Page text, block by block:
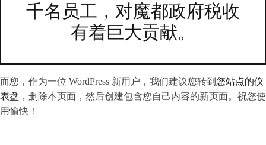
千名员工，对魔都政府税收
有着巨大贡献。
而您，作为一位 WordPress 新用户，我们建议您转到 您站点的仪
表盘 ，删除本页面，然后创建包含您自己内容的新页面。祝您使
用愉快！